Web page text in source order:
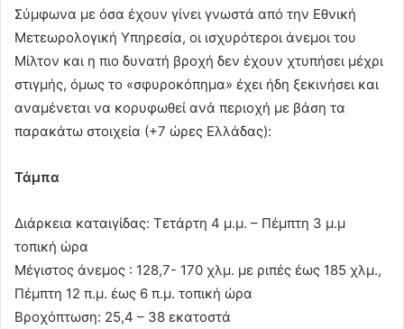
Σύμφωνα με όσα έχουν γίνει γνωστά από την Εθνική
Μετεωρολογική Υπηρεσία, οι ισχυρότεροι άνεμοι του
Μίλτον και η πιο δυνατή βροχή δεν έχουν χτυπήσει μέχρι
στιγμής, όμως το «σφυροκόπημα» έχει ήδη ξεκινήσει και
αναμένεται να κορυφωθεί ανά περιοχή με βάση τα
παρακάτω στοιχεία (+7 ώρες Ελλάδας):
Τάμπα
Διάρκεια καταιγίδας: Τετάρτη 4 μ.μ. – Πέμπτη 3 μ.μ
τοπική ώρα
Μέγιστος άνεμος : 128,7- 170 χλμ. με ριπές έως 185 χλμ.,
Πέμπτη 12 π.μ. έως 6 π.μ. τοπική ώρα
Βροχόπτωση: 25,4 – 38 εκατοστά